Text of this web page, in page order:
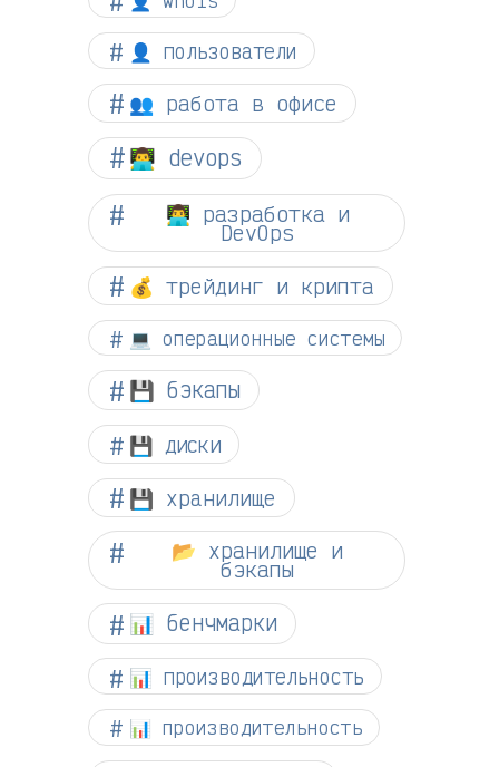
👤 пользователи
👥 работа в офисе
👨‍💻 devops
👨‍💻 разработка и
DevOps
💰 трейдинг и крипта
💻 операционные системы
💾 бэкапы
💾 диски
💾 хранилище
📂 хранилище и
бэкапы
📊 бенчмарки
📊 производительность
📊 производительность